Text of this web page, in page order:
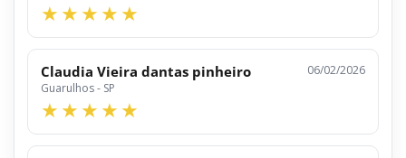
Claudia Vieira dantas pinheiro
Guarulhos - SP
06/02/2026